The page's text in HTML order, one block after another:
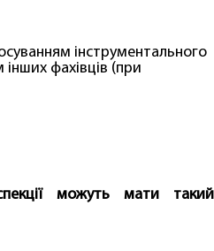
інструментального
фахівців (при
можуть мати такий